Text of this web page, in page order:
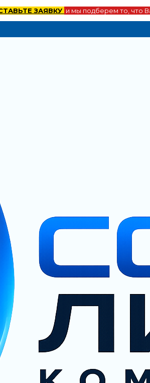
ЗАЯВКУ и мы подберем то, что